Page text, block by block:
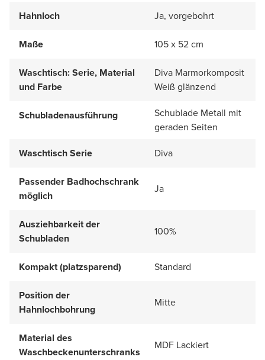
Hahnloch Ja, vorgebohrt
Maße 105 x 52 cm
Waschtisch: Serie, Material
und Farbe
Diva Marmorkomposit
Weiß glänzend
Schubladenausführung
Schublade Metall mit
geraden Seiten
Waschtisch Serie
Diva
Passender Badhochschrank
möglich
Ja
Ausziehbarkeit der
Schubladen
100%
Kompakt (platzsparend) Standard
Position der
Hahnlochbohrung
Mitte
Material des
Waschbeckenunterschranks
MDF Lackiert